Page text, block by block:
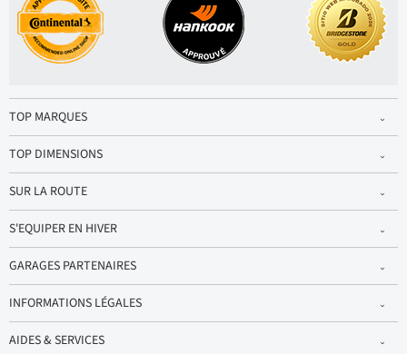
TOP MARQUES
TOP DIMENSIONS
SUR LA ROUTE
S'EQUIPER EN HIVER
GARAGES PARTENAIRES
INFORMATIONS LÉGALES
AIDES & SERVICES